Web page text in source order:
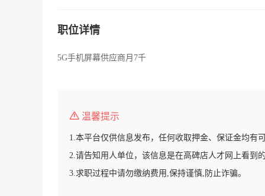
职位详情
5G手机屏幕供应商月7千
温馨提示
1.本平台仅供信息发布，任何收取押金、保证金均有
2.请告知用人单位，该信息是在高碑店人才网上看到
3.求职过程中请勿缴纳费用,保持谨慎,防止诈骗。